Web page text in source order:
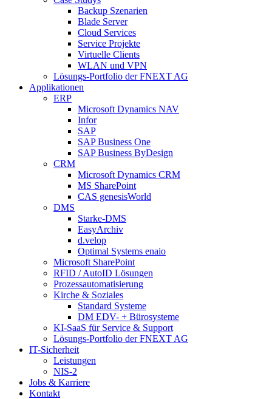
Backup Szenarien
Blade Server
Cloud Services
Service Projekte
Virtuelle Clients
WLAN und VPN
Lösungs-Portfolio der FNEXT AG
Applikationen
ERP
Microsoft Dynamics NAV
Infor
SAP
SAP Business One
SAP Business ByDesign
CRM
Microsoft Dynamics CRM
MS SharePoint
CAS genesisWorld
DMS
Starke-DMS
EasyArchiv
d.velop
Optimal Systems enaio
Microsoft SharePoint
RFID / AutoID Lösungen
Prozessautomatisierung
Kirche & Soziales
Standard Systeme
DM EDV- + Bürosysteme
KI-SaaS für Service & Support
Lösungs-Portfolio der FNEXT AG
IT-Sicherheit
Leistungen
NIS-2
Jobs & Karriere
Kontakt